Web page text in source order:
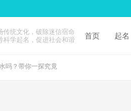
传统文化，破除迷信宿命
科学起名，促进社会和谐
首页 起名
吗？带你一探究竟